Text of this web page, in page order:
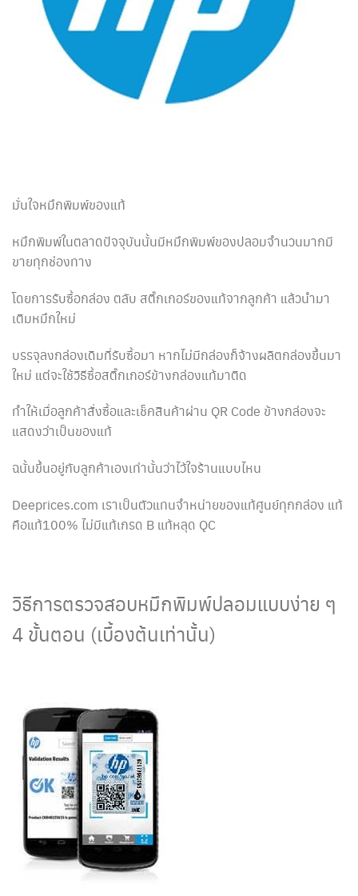
มั่นใจหมึกพิมพ์ของแท้
หมึกพิมพ์ในตลาดปัจจุบันนั้นมีหมึกพิมพ์ของปลอมจำนวนมากมี
ขายทุกช่องทาง
โดยการรับซื้อกล่อง ตลับ สติ๊กเกอร์ของแท้จากลูกค้า แล้วนำมา
เติมหมึกใหม่
บรรจุลงกล่องเดิมที่รับซื้อมา หากไม่มีกล่องก็จ้างผลิตกล่องขึ้นมา
ใหม่ แต่จะใช้วิธีซื้อสติ๊กเกอร์ข้างกล่องแท้มาติด
ทำให้เมื่อลูกค้าสั่งซื้อและเช็คสินค้าผ่าน QR Code ข้างกล่องจะ
แสดงว่าเป็นของแท้
ฉนั้นขึ้นอยู่กับลูกค้าเองเท่านั้นว่าไว้ใจร้านแบบไหน
Deeprices.com เราเป็นตัวแทนจำหน่ายของแท้ศูนย์ทุกกล่อง แท้
คือแท้100% ไม่มีแท้เกรด B แท้หลุด QC
วิธีการตรวจสอบหมึกพิมพ์ปลอมแบบง่าย ๆ
4 ขั้นตอน (เบื้องต้นเท่านั้น)